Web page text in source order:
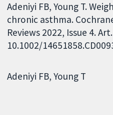
Adeniyi FB, Young T.
chronic asthma.
Reviews 2022, Issue 4.
10.1002/
Adeniyi FB Young T